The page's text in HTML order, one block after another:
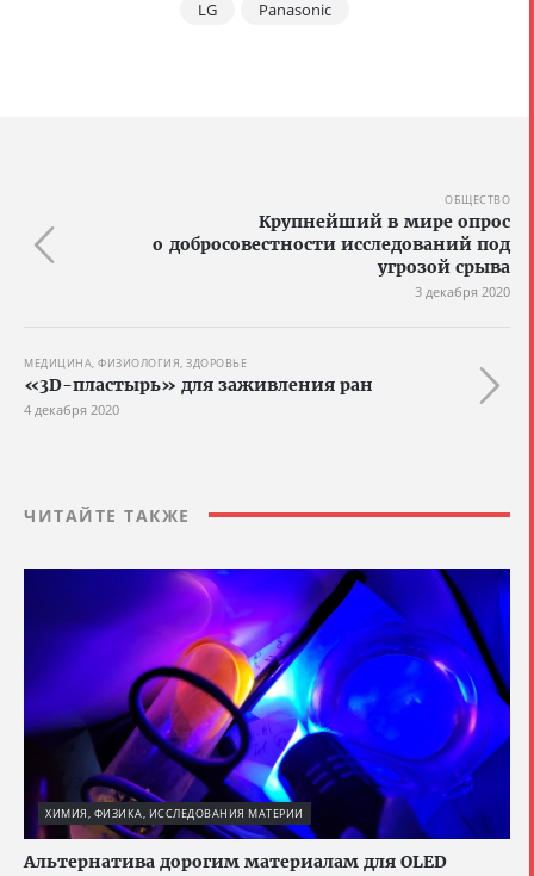
LG Panasonic
ОБЩЕСТВО
Крупнейший в мире опрос
о добросовестности исследований под
угрозой срыва
3 декабря 2020
МЕДИЦИНА, ФИЗИОЛОГИЯ, ЗДОРОВЬЕ
«3D-пластырь» для заживления ран
4 декабря 2020
ЧИТАЙТЕ ТАКЖЕ
ХИМИЯ, ФИЗИКА, ИССЛЕДОВАНИЯ МАТЕРИИ
Альтернатива дорогим материалам для OLED